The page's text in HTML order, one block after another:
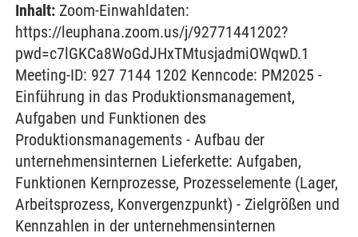
Inhalt: Zoom-Einwahldaten:
https://leuphana.zoom.us/j/92771441202?
pwd=c7lGKCa8WoGdJHxTMtusjadmiOWqwD.1
Meeting-ID: 927 7144 1202 Kenncode: PM2025 -
Einführung in das Produktionsmanagement,
Aufgaben und Funktionen des
Produktionsmanagements - Aufbau der
unternehmensinternen Lieferkette: Aufgaben,
Funktionen Kernprozesse, Prozesselemente (Lager,
Arbeitsprozess, Konvergenzpunkt) - Zielgrößen und
Kennzahlen in der unternehmensinternen